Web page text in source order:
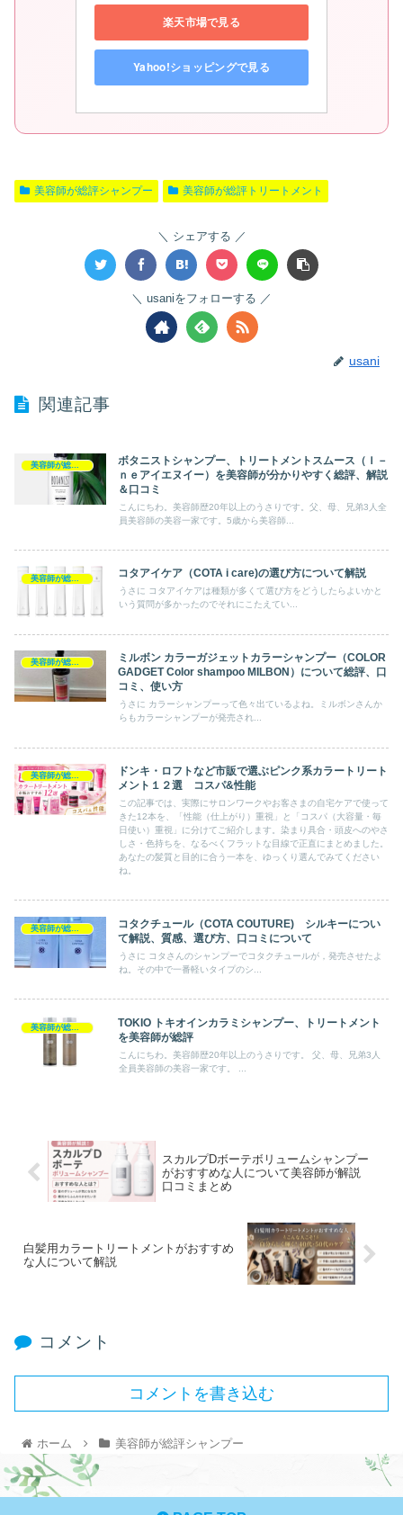
楽天市場で見る
Yahoo!ショッピングで見る
美容師が総評シャンプー 美容師が総評トリートメント
シェアする
usaniをフォローする
usani
関連記事
ボタニストシャンプー、トリートメントスムース（Ｉ－
ｎｅアイエヌイー）を美容師が分かりやすく総評、解説
＆口コミ
こんにちわ。美容師歴20年以上のうさりです。父、母、兄弟3人全
員美容師の美容一家です。5歳から美容師...
コタアイケア（COTA i care)の選び方について解説
うさに コタアイケアは種類が多くて選び方をどうしたらよいかと
いう質問が多かったのでそれにこたえてい...
美容師が総評シャンプー
ミルボン カラーガジェットカラーシャンプー（COLOR
GADGET Color shampoo MILBON）について総評、口
コミ、使い方
うさに カラーシャンプーって色々出ているよね。ミルボンさんか
らもカラーシャンプーが発売され...
美容師が総評トリートメント
ドンキ・ロフトなど市販で選ぶピンク系カラートリート
メント１２選 コスパ&性能
この記事では、実際にサロンワークやお客さまの自宅ケアで使って
きた12本を、「性能（仕上がり）重視」と「コスパ（大容量・毎
日使い）重視」に分けてご紹介します。染まり具合・頭皮へのやさ
しさ・色持ちを、なるべくフラットな目線で正直にまとめました。
あなたの髪質と目的に合う一本を、ゆっくり選んでみてください
ね。
美容師が総評シャンプー
コタクチュール（COTA COUTURE) シルキーについ
て解説、質感、選び方、口コミについて
うさに コタさんのシャンプーでコタクチュールが，発売させたよ
ね。その中で一番軽いタイプのシ...
美容師が総評シャンプー
TOKIO トキオインカラミシャンプー、トリートメント
を美容師が総評
こんにちわ。美容師歴20年以上のうさりです。 父、母、兄弟3人
全員美容師の美容一家です。 ...
スカルプDボーテボリュームシャンプー
がおすすめな人について美容師が解説
口コミまとめ
白髪用カラートリートメントがおすすめ
な人について解説
コメント
コメントを書き込む
ホーム 美容師が総評シャンプー